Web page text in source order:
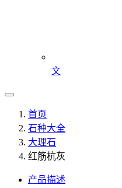
文
首页
石种大全
大理石
红筋杭灰
产品描述